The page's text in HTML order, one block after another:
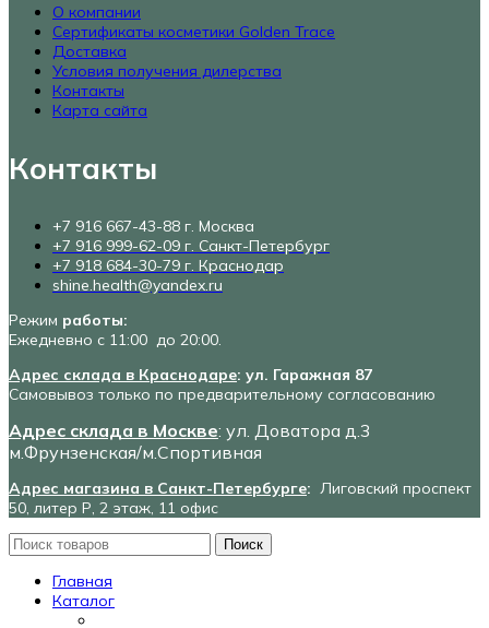
О компании
Сертификаты косметики Golden Trace
Доставка
Условия получения дилерства
Контакты
Карта сайта
Контакты
+7 916 667-43-88 г. Москва
+7 916 999-62-09 г. Санкт-Петербург
+7 918 684-30-79 г. Краснодар
shine.health@yandex.ru
Режим работы:
Ежедневно с 11:00 до 20:00.
Адрес склада в Краснодаре: ул. Гаражная 87
Самовывоз только по предварительному согласованию
Адрес склада в Москве: ул. Доватора д.3
м.Фрунзенская/м.Спортивная
Адрес магазина в Санкт-Петербурге: Лиговский проспект
50, литер Р, 2 этаж, 11 офис
Поиск
Главная
Каталог